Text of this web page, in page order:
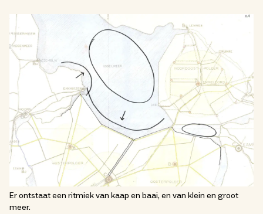
Er ontstaat een ritmiek van kaap en baai, en van klein en groot
meer.